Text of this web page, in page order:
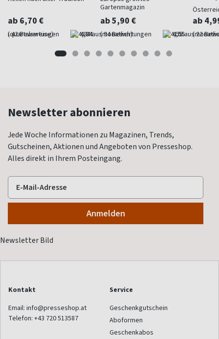
ab 6,70 €
(quartalsweise) 4,84
Gartenmagazin
ab 5,90 €
(monatlich) 4,55
ab
Newsletter abonnieren
Jede Woche Informationen zu Magazinen, Trends,
Gutscheinen, Aktionen und Angeboten von Presseshop.
Alles direkt in Ihrem Posteingang.
Kontakt
Email: info@presseshop.at
Telefon: +43 720 513587
Service
Geschenkgutschein
Aboformen
Geschenkabos